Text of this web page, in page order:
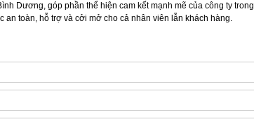
Dương, góp phần thể hiện cam kết mạnh mẽ của công ty trong
an toàn, hỗ trợ và cởi mở cho cả nhân viên lẫn khách hàng.